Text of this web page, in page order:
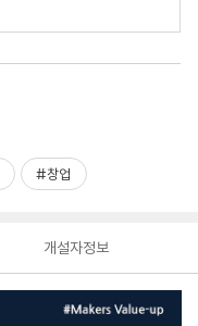
#창업
개설자정보